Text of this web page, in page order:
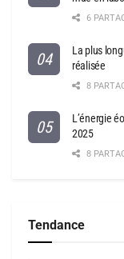
6
La plus
réalisée
8
L’énergie
2025
8
Tendance